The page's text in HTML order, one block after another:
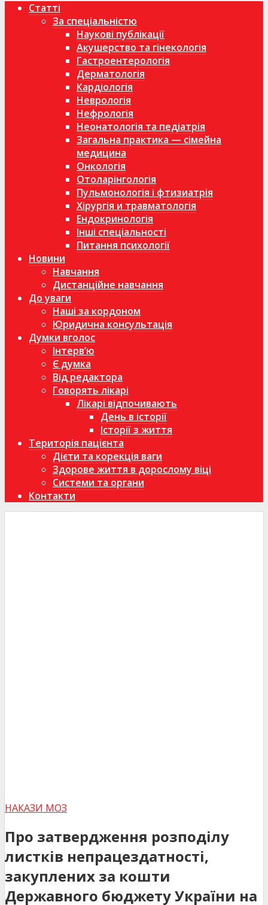
Статті
За спеціальністю
Наукові публікації
Акушерство та гінекологія
Гастроентерологія
Дерматологія
Кардіологія
Неврологія
Нефрологія
Неонатологія та педіатрія
Загальна практика — сімейна
медицина
Онкологія
Отоларінгологія
Пульмонологія і фтизиатрія
Хірургія и травматологія
Ендокринологія
Інші спеціальності
Питання психології
Новини
Навчання
Дистанційне навчання
До уваги
Наші за кордоном
Юридична консультація
Думки вголос
Інтерв’ю
Є думка
Від редактора
Говорять лікарі
Лікарі відпочивають
День в історії
Історії з життя
Територія пацієнта
Дієти та корекція ваги
Здорове життя в дорослому віці
Системи та органи
Контакти
НАКАЗИ МОЗ
Про затвердження розподілу
листків непрацездатності,
закуплених за кошти
Державного бюджету України на